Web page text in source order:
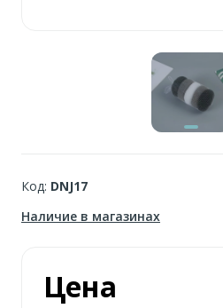
Код: DNJ17
Наличие в магазинах
Цена